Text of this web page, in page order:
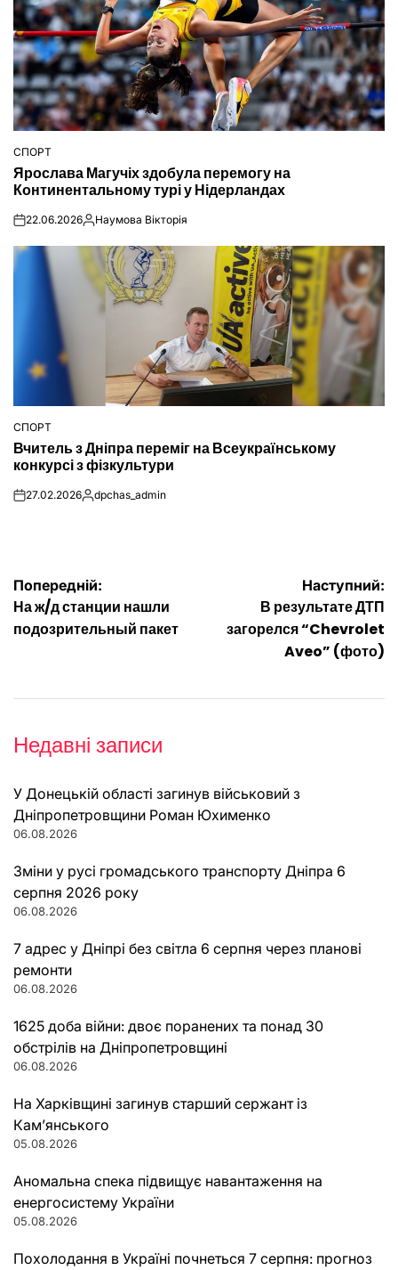
ОПУБЛІКУВАТИ
У
СПОРТ
Ярослава Магучіх здобула перемогу на
Континентальному турі у Нідерландах
on22.06.2026Опубліковано
Наумова Вікторія
ОПУБЛІКУВАТИ
У
СПОРТ
Вчитель з Дніпра переміг на Всеукраїнському
конкурсі з фізкультури
on27.02.2026Опубліковано
dpchas_admin
Навігація
записів
Попередній:
На ж/д станции нашли
подозрительный пакет
Наступний:
В результате ДТП
загорелся “Chevrolet
Aveo” (фото)
Недавні записи
У Донецькій області загинув військовий з
Дніпропетровщини Роман Юхименко
06.08.2026
Зміни у русі громадського транспорту Дніпра 6
серпня 2026 року
06.08.2026
7 адрес у Дніпрі без світла 6 серпня через планові
ремонти
06.08.2026
1625 доба війни: двоє поранених та понад 30
обстрілів на Дніпропетровщині
06.08.2026
На Харківщині загинув старший сержант із
Кам’янського
05.08.2026
Аномальна спека підвищує навантаження на
енергосистему України
05.08.2026
Похолодання в Україні почнеться 7 серпня: прогноз